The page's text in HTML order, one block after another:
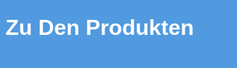
Den Produkten